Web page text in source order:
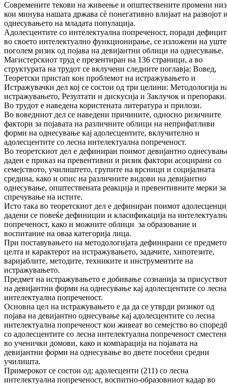
Современите текови на живеење и општествените промени низ
кои минува нашата држава сè понегативно влијаат на развојот
однесувањето на младата популација.
Адолесцентите со интелектуална попреченост, поради
во своето интелектуално функционирање, се изложени на уште
поголем ризик од појава на девијантни облици на однесување.
Магистерскиот труд е презентиран на 136 страници, а во
структурата на трудот се вклучени следните поглавја: Вовед,
Теоретски пристап кон проблемот на истражувањето и
Истражувачки дел кој се состои од три целини: Методологија
истражувањето, Резултати и дискусија и Заклучок и препораки.
Во трудот е наведена користената литература и прилози.
Во воведниот дел се наведени причините, односно ризичните
фактори за појавата на различните облици на неприфатливи
форми на однесување кај адолесцентите, вклучително и
адолесцентите со лесна интелектуална попреченост.
Во теоретскиот дел е дефиниран поимот девијантно
даден е приказ на превентивни и ризик фактори асоцирани со
семејството, училиштето, групите на врсници и социјалната
средина, како и опис на различните видови на девијантно
однесување, општествената реакција и превентивните мерки за
спречување на истите.
Исто така во теоретскиот дел е дефиниран поимот
дадени се повеќе дефиниции и класификација на
попреченост, како и можните облици за образование и
воспитание на оваа категорија лица.
При поставувањето на методологијата дефинирани се
целта и карактерот на истражувањето, задачите, хипотезите,
варијаблите, методите, техниките и инструментите на
истражувањето.
Предмет на истражувањето e добивање сознанија за
на девијантни форми на однесување кај адолесцентите со лесна
интелектуална попреченост.
Основна цел на истражувањето е да да се утврди ризикот од
појава на девијантно однесување кај адолесцентите со лесна
интелектуална попреченост кои живеат во семејство во
со адолесцентите со лесна интелектуална попреченост
во ученички домови, како и компарација на појавата на
девијантни форми на однесување во двете посебни средни
училишта.
Примерокот се состои од: адолесценти (211) со лесна
интелектуална попреченост, воспитно-образовниот кадар во